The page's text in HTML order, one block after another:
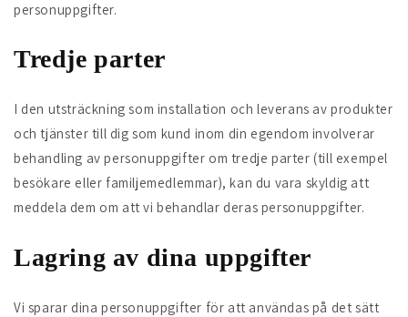
personuppgifter.
Tredje parter
I den utsträckning som installation och leverans av produkter
och tjänster till dig som kund inom din egendom involverar
behandling av personuppgifter om tredje parter (till exempel
besökare eller familjemedlemmar), kan du vara skyldig att
meddela dem om att vi behandlar deras personuppgifter.
Lagring av dina uppgifter
Vi sparar dina personuppgifter för att användas på det sätt